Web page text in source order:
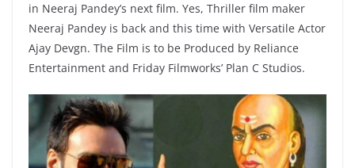
in Neeraj Pandey’s next film. Yes, Thriller film maker
Neeraj Pandey is back and this time with Versatile Actor
Ajay Devgn. The Film is to be Produced by Reliance
Entertainment and Friday Filmworks’ Plan C Studios.